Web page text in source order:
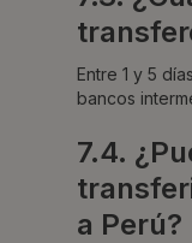
Entre 1 y 5
bancos
7.4.
a Perú?